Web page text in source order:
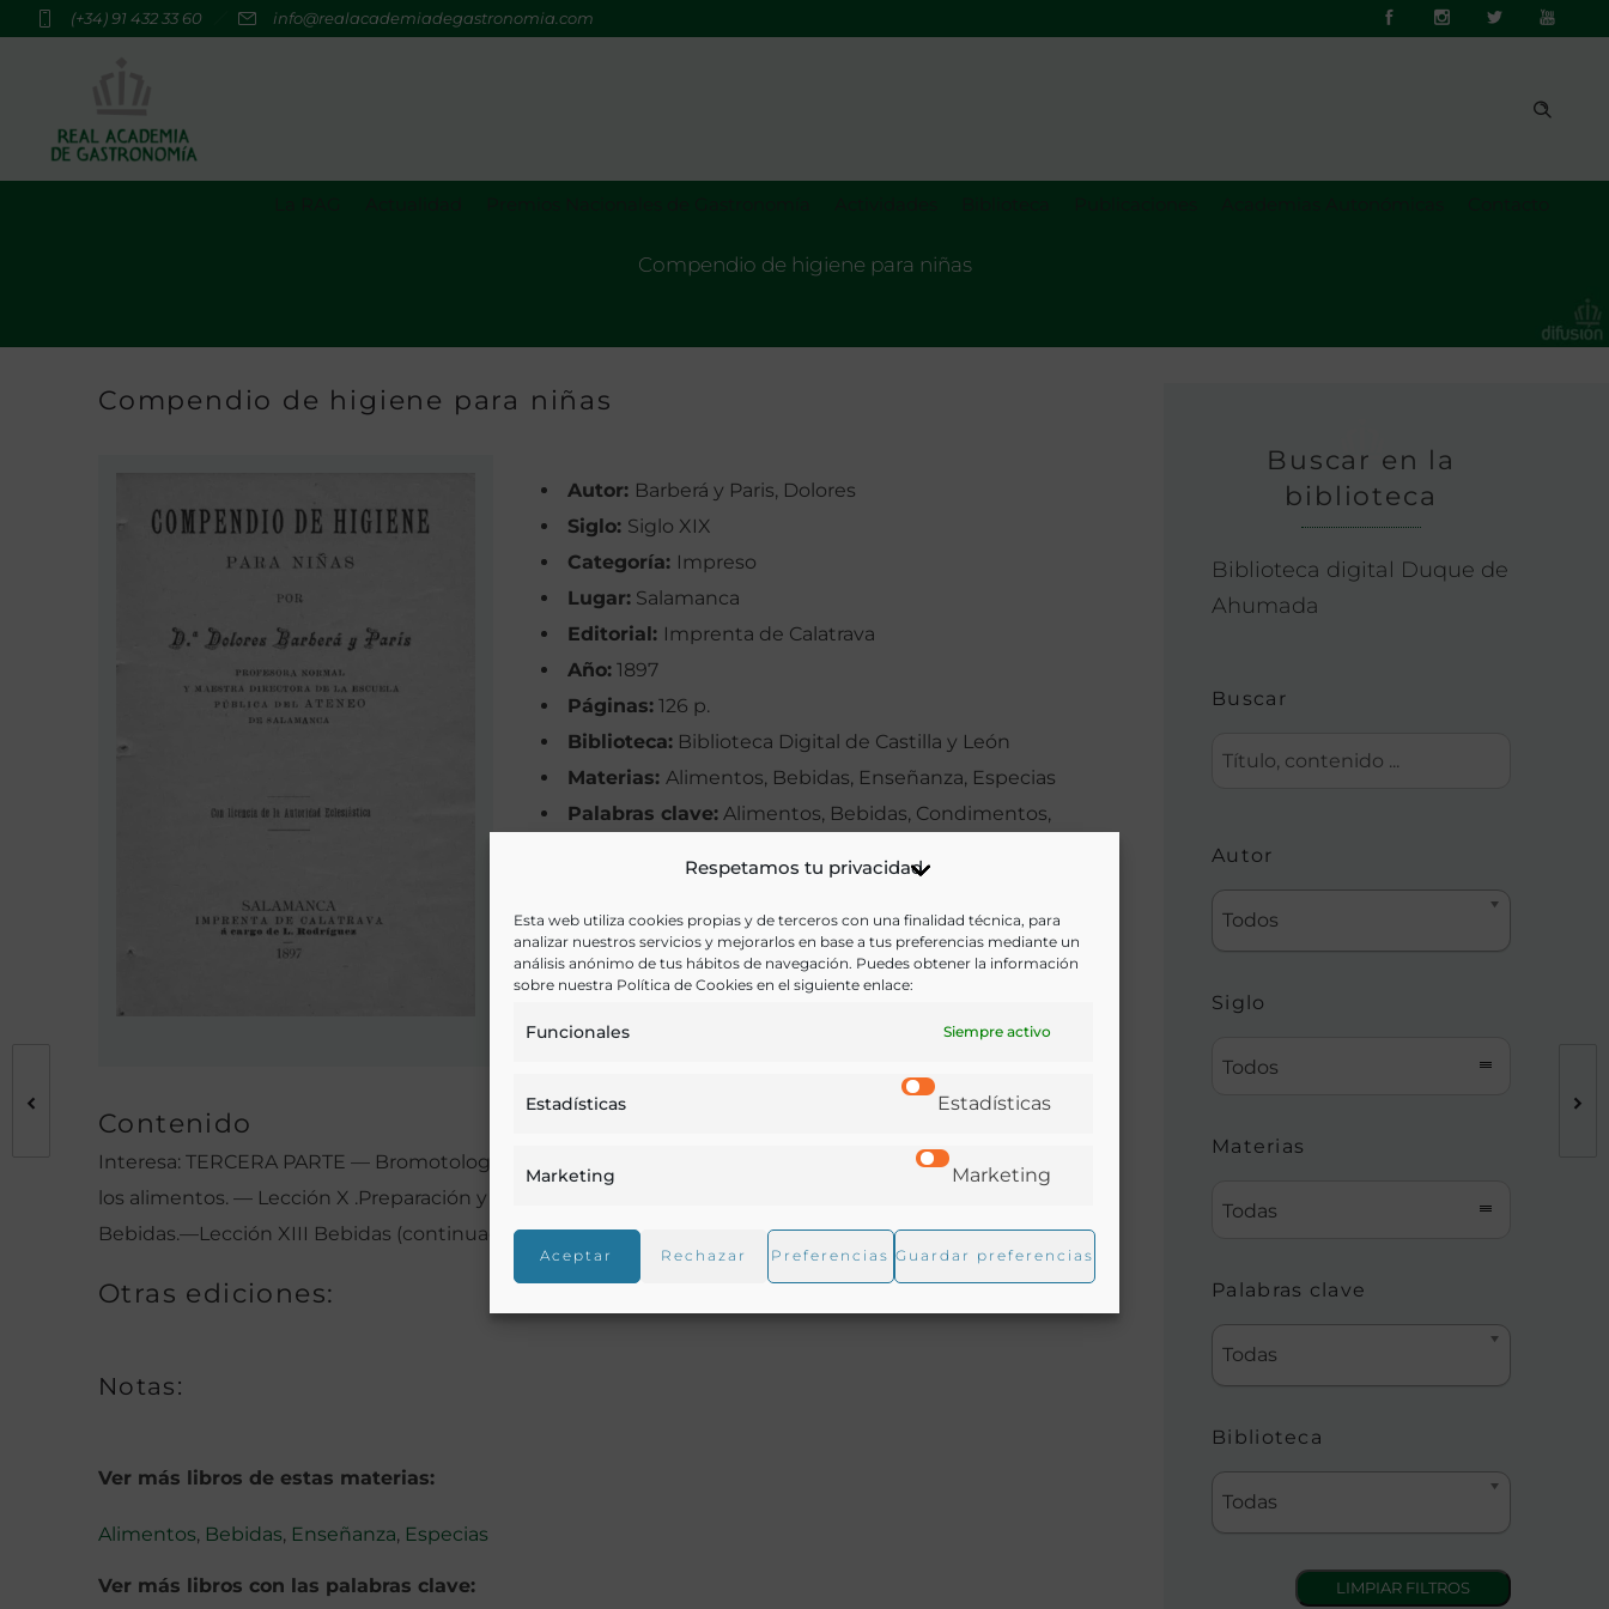
Respetamos tu privacidad
Esta web utiliza cookies propias y de terceros con una finalidad técnica, para
analizar nuestros servicios y mejorarlos en base a tus preferencias mediante un
análisis anónimo de tus hábitos de navegación. Puedes obtener la información
sobre nuestra Política de Cookies en el siguiente enlace:
Funcionales Siempre activo
Estadísticas Estadísticas
Marketing Marketing
Aceptar Rechazar Preferencias Guardar preferencias
(+34) 91 432 33 60 info@realacademiadegastronomia.com
Compendio de higiene para niñas
Compendio de higiene para niñas
Autor: Barberá y Paris, Dolores
Siglo: Siglo XIX
Categoría: Impreso
Lugar: Salamanca
Editorial: Imprenta de Calatrava
Año: 1897
Páginas: 126 p.
Biblioteca: Biblioteca Digital de Castilla y León
Materias: Alimentos, Bebidas, Enseñanza, Especias
Palabras clave: Alimentos, Bebidas, Condimentos,
Castellano
Ir a versión electrónica
Contenido
Interesa: TERCERA PARTE — Bromotologia. — De
los alimentos. — Lección X .Preparación y régimen alimenticio.—Lecció n XI .Condimentos.—Lección XII.
Bebidas.—Lección XIII Bebidas (continuación)
Otras ediciones:
Notas:
Ver más libros de estas materias:
Alimentos, Bebidas, Enseñanza, Especias
Ver más libros con las palabras clave:
Buscar en la
biblioteca
Biblioteca digital Duque de
Ahumada
Buscar
Autor
Todos
Siglo
Todos
Materias
Todas
Palabras clave
Todas
Biblioteca
Todas